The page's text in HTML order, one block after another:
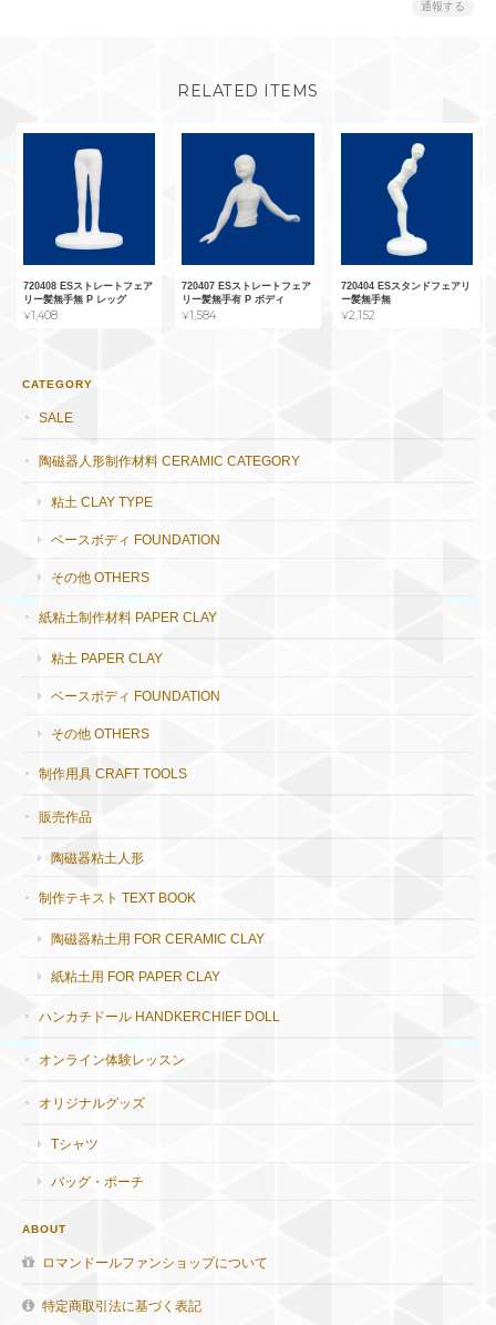
通報する
RELATED ITEMS
720408 ESストレートフェア
リー髪無手無 P レッグ
¥1,408
720407 ESストレートフェア
リー髪無手有 P ボディ
¥1,584
720404 ESスタンドフェアリ
ー髪無手無
¥2,152
CATEGORY
SALE
陶磁器人形制作材料 CERAMIC CATEGORY
粘土 CLAY TYPE
ベースボディ FOUNDATION
その他 OTHERS
紙粘土制作材料 PAPER CLAY
粘土 PAPER CLAY
ベースボディ FOUNDATION
その他 OTHERS
制作用具 CRAFT TOOLS
販売作品
陶磁器粘土人形
制作テキスト TEXT BOOK
陶磁器粘土用 FOR CERAMIC CLAY
紙粘土用 FOR PAPER CLAY
ハンカチドール HANDKERCHIEF DOLL
オンライン体験レッスン
オリジナルグッズ
Tシャツ
バッグ・ポーチ
ABOUT
ロマンドールファンショップについて
特定商取引法に基づく表記